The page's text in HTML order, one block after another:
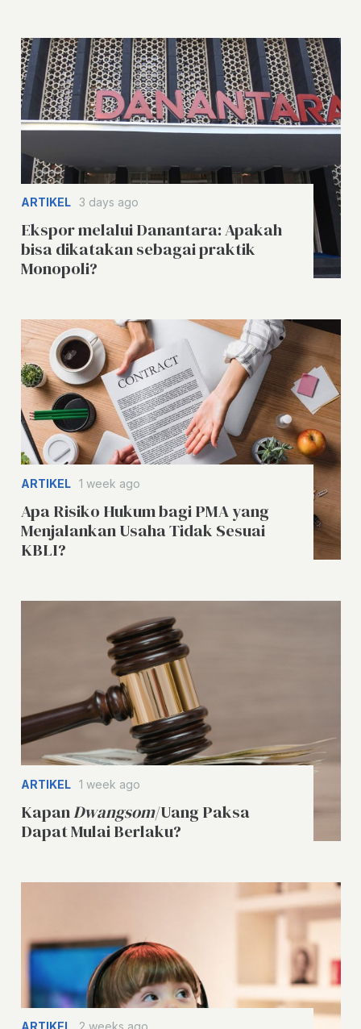
ARTIKEL 3 days ago
Ekspor melalui Danantara: Apakah
bisa dikatakan sebagai praktik
Monopoli?
ARTIKEL 1 week ago
Apa Risiko Hukum bagi PMA yang
Menjalankan Usaha Tidak Sesuai
KBLI?
ARTIKEL 1 week ago
KapanDwangsom/Uang Paksa
Dapat Mulai Berlaku?